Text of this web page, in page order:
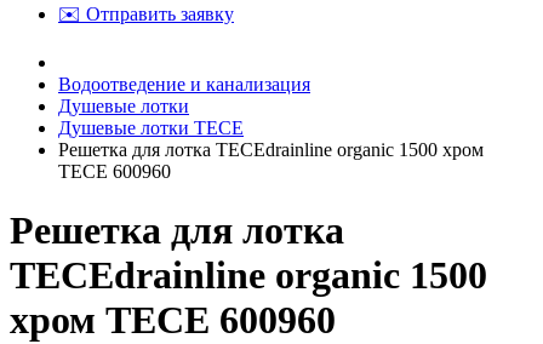
✉️ Отправить заявку
Водоотведение и канализация
Душевые лотки
Душевые лотки TECE
Решетка для лотка TECEdrainline organic 1500 хром
TECE 600960
Решетка для лотка
TECEdrainline organic 1500
хром TECE 600960